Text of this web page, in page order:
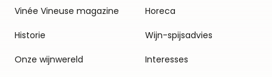
Vinée Vineuse magazine
Historie
Onze wijnwereld
Horeca
Wijn-spijsadvies
Interesses